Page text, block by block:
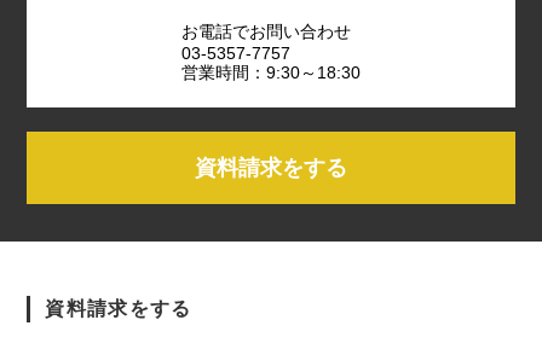
お電話でお問い合わせ
03-5357-7757
営業時間：9:30～18:30
資料請求をする
資料請求をする